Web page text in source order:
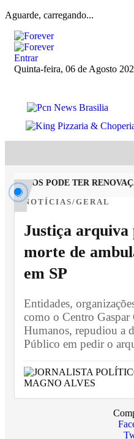
Aguarde, carregando...
Entrar
Quinta-feira, 06 de Agosto
PODE TER
NOTÍCIAS/GERAL
Justiça arquiva
morte de
em SP
Entidades,
como o Centro Gaspar
Humanos, repudiou a
Público em pedir o